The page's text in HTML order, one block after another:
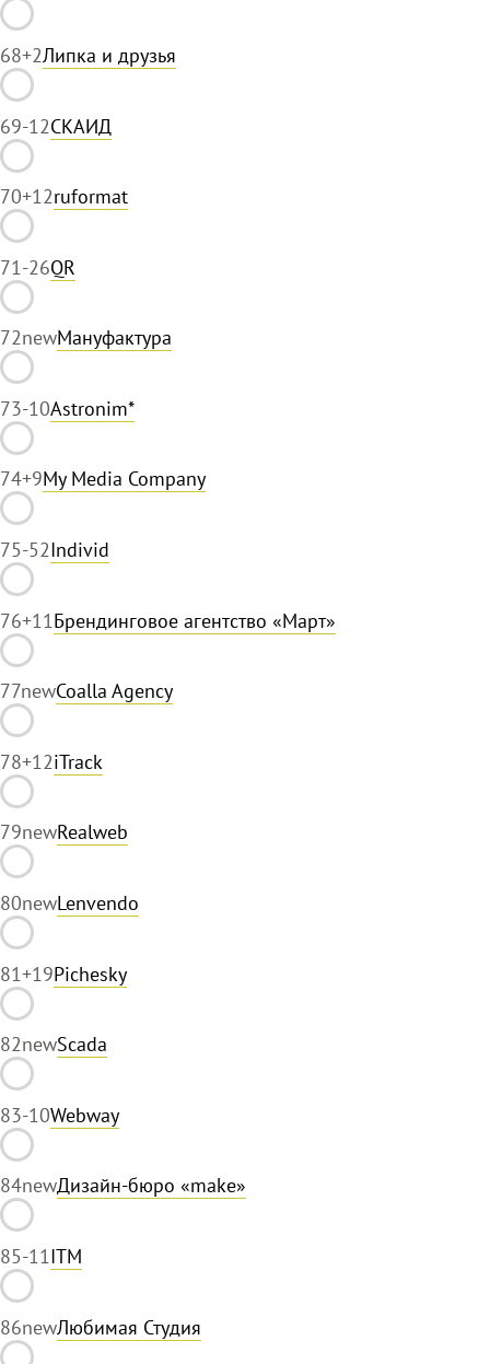
68+2Липка и друзья
69-12СКАИД
70+12ruformat
71-26QR
72newМануфактура
73-10Astronim*
74+9My Media Company
75-52Individ
76+11Брендинговое агентство «Март»
77newCoalla Agency
78+12iTrack
79newRealweb
80newLenvendo
81+19Pichesky
82newScada
83-10Webway
84newДизайн-бюро «make»
85-11ITM
86newЛюбимая Студия